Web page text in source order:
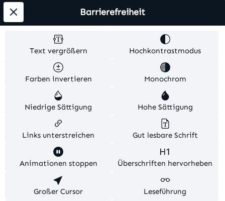
Info
Alle Preise inkl. gesetzl. Mehrwertsteuer zzgl.
Versandkosten . Alle Artikelangaben sind
Herstellerangaben und ohne Gewähr.
© 2026 MKV24 – Alle Rechte vorbehalten. Theme by
TC-Innovations
Text vergrößern Hochkontrastmodus
Farben invertieren Monochrom
Niedrige Sättigung Hohe Sättigung
Links unterstreichen Gut lesbare Schrift
Animationen stoppen Überschriften hervorheben
Großer Cursor Leseführung
Barrierefreiheit
Diese Website verwendet Cookies, um eine bestmögliche
Erfahrung bieten zu können.
Nur technisch notwendige
Konfigurieren